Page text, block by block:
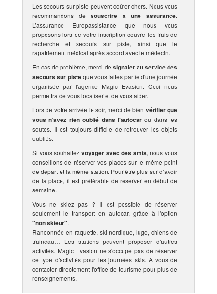
Les secours sur piste peuvent coûter chers. Nous vous
recommandons desouscrire à une assurance.
L’assurance Europassistance que nous vous
proposons lors de votre inscription couvre les frais de
recherche et secours sur piste, ainsi que le
rapatriement médical après accord avec le médecin.
En cas de problème, merci de signaler au service des
secours sur pisteque vous faites partie d'une journée
organisée par l'agence Magic Evasion. Ceci nous
permettra de vous localiser et de vous aider.
Lors de votre arrivée le soir, merci de bien vérifier que
vous n’avez rien oublié dans l'autocarou dans les
soutes. Il est toujours difficile de retrouver les objets
oubliés.
Si vous souhaitez voyager avec des amis, nous vous
conseillons de réserver vos places sur le même point
de départ et la même station. Pour être plus sûr d’avoir
de la place, il est préférable de réserver en début de
semaine.
Vous ne skiez pas ? Il est possible de réserver
seulement le transport en autocar, grâce à l'option
"non skieur".
Randonnée en raquette, ski nordique, luge, chiens de
traineau… Les stations peuvent proposer d'autres
activités. Magic Evasion ne s'occupe pas de réserver
ce type d'activités pour les journées skis. A vous de
contacter directement l'office de tourisme pour plus de
renseignements.